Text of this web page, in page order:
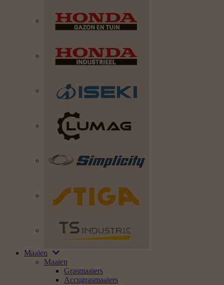
Maaien
Maaien
Grasmaaiers
Accugrasmaaiers